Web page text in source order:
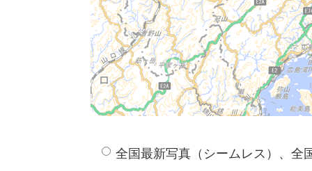
全国最新写真（シームレス）、全